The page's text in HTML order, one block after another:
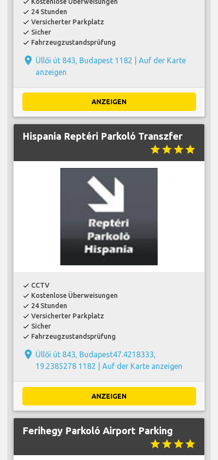
check
check 24 Stunden
check Versicherter Parkplatz
check Sicher
check Fahrzeugzustandsprüfung
place Üllői út 843, Budapest 1182 | Auf der Karte
anzeigen
ANZEIGEN
Hispania Reptéri Parkoló Transzfer
starstarstarstar
check CCTV
check Kostenlose Überweisungen
check 24 Stunden
check Versicherter Parkplatz
check Sicher
check Fahrzeugzustandsprüfung
place Üllői út 843, Budapest47.4218333,
19.2385278 1182 | Auf der Karte anzeigen
ANZEIGEN
Ferihegy Parkoló Airport Parking
starstarstarstar